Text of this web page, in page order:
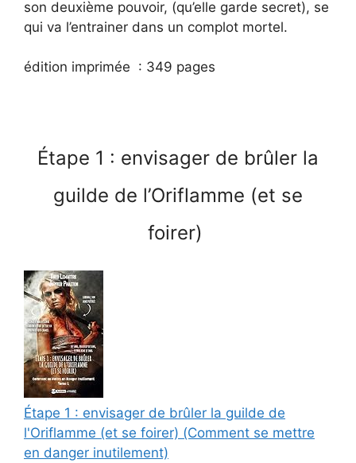
son deuxième pouvoir, (qu’elle garde secret), se
qui va l’entrainer dans un complot mortel.
édition imprimée : 349 pages
Étape 1 : envisager de brûler la
guilde de l’Oriflamme (et se
foirer)
Étape 1 : envisager de brûler la guilde de
l'Oriflamme (et se foirer) (Comment se mettre
en danger inutilement)